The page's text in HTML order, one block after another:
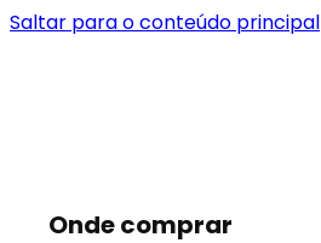
Saltar para o conteúdo principal
Onde comprar